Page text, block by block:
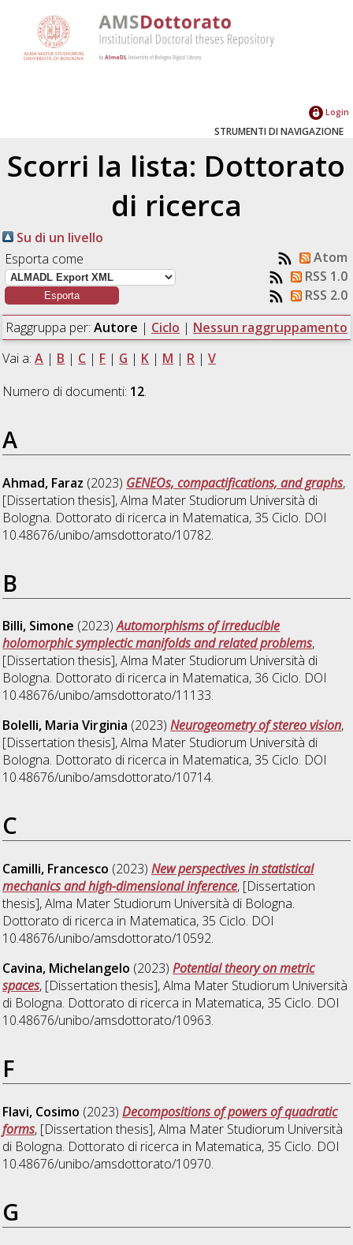
Login
STRUMENTI DI NAVIGAZIONE
Scorri la lista: Dottorato
di ricerca
Su di un livello
Esporta come
Atom
RSS 1.0
RSS 2.0
Raggruppa per: Autore | Ciclo | Nessun raggruppamento
Vai a:A | B | C | F | G | K | M | R |V
Numero di documenti: 12.
A
Ahmad, Faraz (2023) GENEOs, compactifications, and graphs,
[Dissertation thesis], Alma Mater Studiorum Università di
Bologna. Dottorato di ricerca in Matematica, 35 Ciclo. DOI
10.48676/unibo/amsdottorato/10782.
B
Billi, Simone (2023)Automorphisms of irreducible
holomorphic symplectic manifolds and related problems,
[Dissertation thesis], Alma Mater Studiorum Università di
Bologna. Dottorato di ricerca in Matematica, 36 Ciclo. DOI
10.48676/unibo/amsdottorato/11133.
Bolelli, Maria Virginia (2023)Neurogeometry of stereo vision,
[Dissertation thesis], Alma Mater Studiorum Università di
Bologna. Dottorato di ricerca in Matematica, 35 Ciclo. DOI
10.48676/unibo/amsdottorato/10714.
C
Camilli, Francesco (2023)New perspectives in statistical
mechanics and high-dimensional inference, [Dissertation
thesis], Alma Mater Studiorum Università di Bologna.
Dottorato di ricerca in Matematica, 35 Ciclo. DOI
10.48676/unibo/amsdottorato/10592.
Cavina, Michelangelo (2023)Potential theory on metric
spaces, [Dissertation thesis], Alma Mater Studiorum Università
di Bologna. Dottorato di ricerca in Matematica, 35 Ciclo. DOI
10.48676/unibo/amsdottorato/10963.
F
Flavi, Cosimo (2023)Decompositions of powers of quadratic
forms, [Dissertation thesis], Alma Mater Studiorum Università
di Bologna. Dottorato di ricerca in Matematica, 35 Ciclo. DOI
10.48676/unibo/amsdottorato/10970.
G